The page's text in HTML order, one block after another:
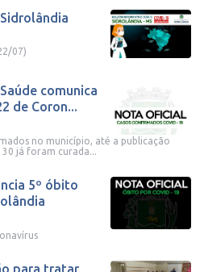
07)
comunica
de Coron...
no município, até a publicação
já foram curada...
5º óbito
para tratar